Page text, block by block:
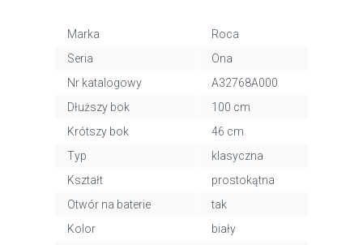
Marka
Roca
Seria
Ona
Nr katalogowy
A32768A000
Dłuższy bok
100 cm
Krótszy bok
46 cm
Typ
klasyczna
Kształt
prostokątna
Otwór na baterie
tak
Kolor
biały